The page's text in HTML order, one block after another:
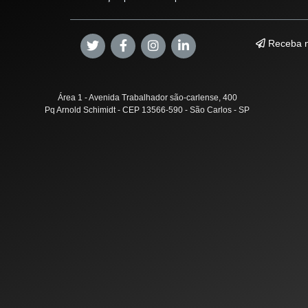
Receba
Área 1 - Avenida Trabalhador são-carlense, 400
Pq Arnold Schimidt - CEP 13566-590 - São Carlos - SP